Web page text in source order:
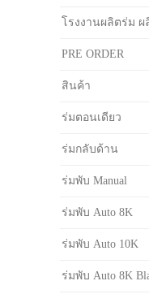
โรงงานผลิตร่ม
PRE ORDER
สินค้า
ร่มตอนเดียว
ร่มกลับด้าน
ร่มพับ Manual
ร่มพับ Auto 8K
ร่มพับ Auto 10K
ร่มพับ Auto 8K